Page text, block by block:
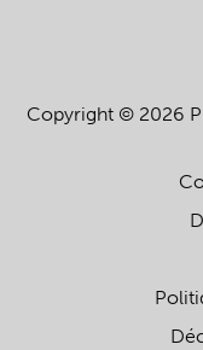
Copyright © 2026